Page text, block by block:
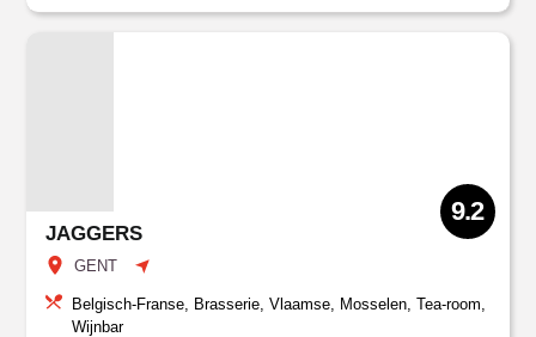
JAGGERS
GENT
9.2
Belgisch-Franse, Brasserie, Vlaamse, Mosselen, Tea-room,
Wijnbar